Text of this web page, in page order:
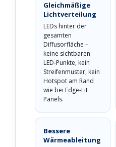
Gleichmäßige
Lichtverteilung
LEDs hinter der
gesamten
Diffusorfläche –
keine sichtbaren
LED-Punkte, kein
Streifenmuster, kein
Hotspot am Rand
wie bei Edge-Lit
Panels.
Bessere
Wärmeableitung